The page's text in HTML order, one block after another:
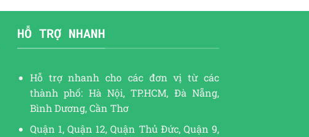
HỖ TRỢ NHANH
Hỗ trợ nhanh cho các đơn vị từ các
thành phố: Hà Nội, TP.HCM, Đà Nẵng,
Bình Dương, Cần Thơ
Quận 1, Quận 12, Quận Thủ Đức, Quận 9,